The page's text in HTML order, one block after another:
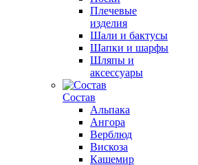
Плечевые
изделия
Шали и бактусы
Шапки и шарфы
Шляпы и
аксессуары
Состав
Альпака
Ангора
Верблюд
Вискоза
Кашемир